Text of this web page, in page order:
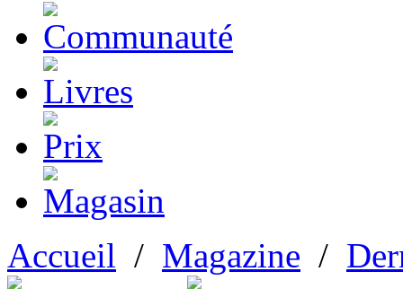
Accueil / Magazine /